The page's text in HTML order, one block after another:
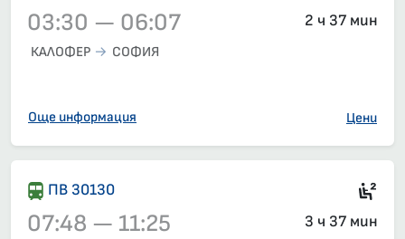
Влак 3636, 03:30 – 06:07, вече е заминал
03:30 — 06:07 2 ч 37 мин
КАЛОФЕР СОФИЯ
Още информация Цени
ПВ 30130
07:48 — 11:25 3 ч 37 мин